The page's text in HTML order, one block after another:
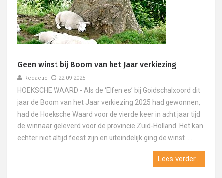
Geen winst bij Boom van het Jaar verkiezing
Redactie 22-09-2025
HOEKSCHE WAARD - Als de ‘Elfen es’ bij Goidschalxoord dit
jaar de Boom van het Jaar verkiezing 2025 had gewonnen,
had de Hoeksche Waard voor de vierde keer in acht jaar tijd
de winnaar geleverd voor de provincie Zuid-Holland. Het kan
echter niet altijd feest zijn en uiteindelijk ging de winst ....
Lees verder...